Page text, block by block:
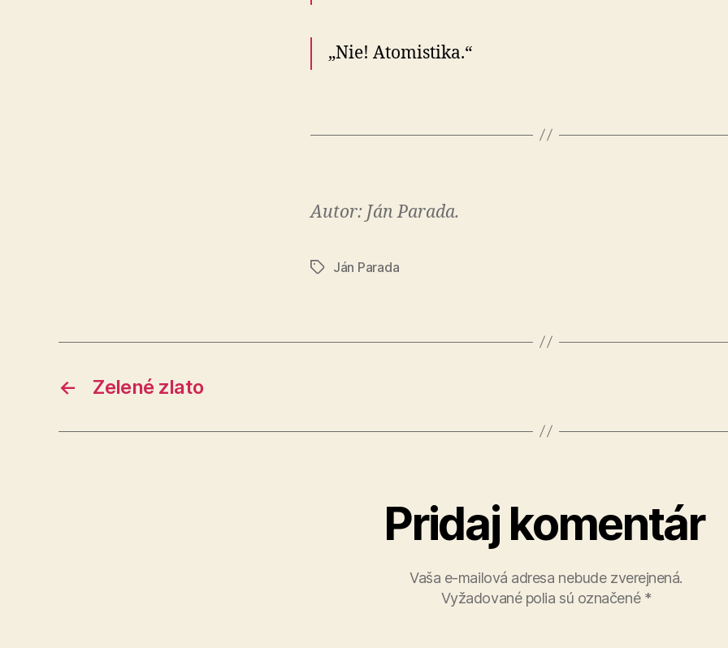
„Nie! Atomistika.“
Autor: Ján Parada.
ZnačkyJán Parada
← Zelené zlato
Pridaj komentár
Vaša e-mailová adresa nebude zverejnená.
Vyžadované polia sú označené *